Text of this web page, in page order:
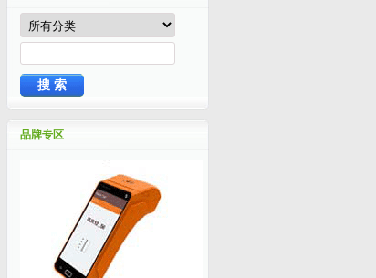
品牌专区